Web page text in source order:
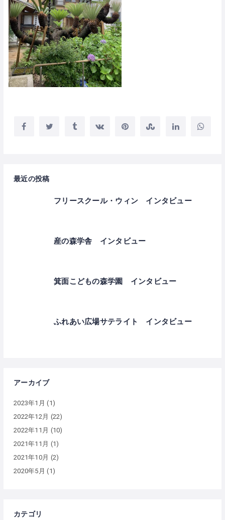
最近の投稿
フリースクール・ウィン インタビュー
産の森学舎 インタビュー
箕面こどもの森学園 インタビュー
ふれあい広場サテライト インタビュー
アーカイブ
2023年1月 (1)
2022年12月 (22)
2022年11月 (10)
2021年11月 (1)
2021年10月 (2)
2020年5月 (1)
カテゴリ